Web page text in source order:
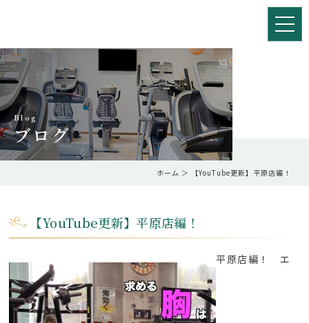
Blog
ブログ
ホーム ＞ 【YouTube更新】平原店編！
【YouTube更新】平原店編！
平原店編！ エ